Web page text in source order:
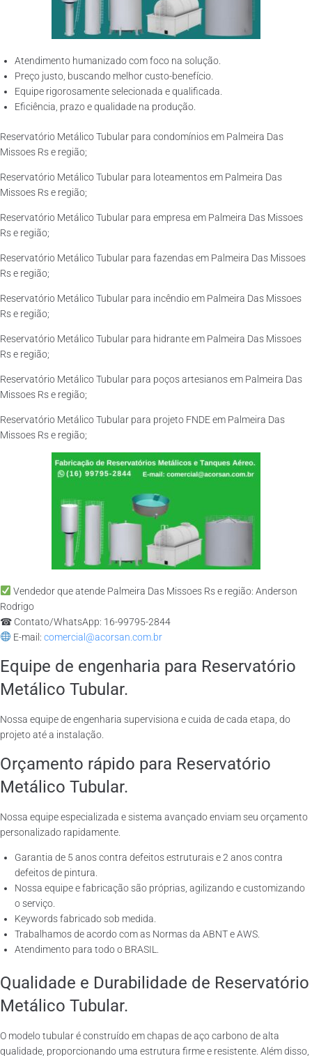
Atendimento humanizado com foco na solução.
Preço justo, buscando melhor custo-benefício.
Equipe rigorosamente selecionada e qualificada.
Eficiência, prazo e qualidade na produção.
Reservatório Metálico Tubular para condomínios em Palmeira Das
Missoes Rs e região;
Reservatório Metálico Tubular para loteamentos em Palmeira Das
Missoes Rs e região;
Reservatório Metálico Tubular para empresa em Palmeira Das Missoes
Rs e região;
Reservatório Metálico Tubular para fazendas em Palmeira Das Missoes
Rs e região;
Reservatório Metálico Tubular para incêndio em Palmeira Das Missoes
Rs e região;
Reservatório Metálico Tubular para hidrante em Palmeira Das Missoes
Rs e região;
Reservatório Metálico Tubular para poços artesianos em Palmeira Das
Missoes Rs e região;
Reservatório Metálico Tubular para projeto FNDE em Palmeira Das
Missoes Rs e região;
Vendedor que atende Palmeira Das Missoes Rs e região: Anderson
Rodrigo
☎ Contato/WhatsApp: 16-99795-2844
E-mail: comercial@acorsan.com.br
Equipe de engenharia para Reservatório
Metálico Tubular.
Nossa equipe de engenharia supervisiona e cuida de cada etapa, do
projeto até a instalação.
Orçamento rápido para Reservatório
Metálico Tubular.
Nossa equipe especializada e sistema avançado enviam seu orçamento
personalizado rapidamente.
Garantia de 5 anos contra defeitos estruturais e 2 anos contra
defeitos de pintura.
Nossa equipe e fabricação são próprias, agilizando e customizando
o serviço.
Keywords fabricado sob medida.
Trabalhamos de acordo com as Normas da ABNT e AWS.
Atendimento para todo o BRASIL.
Qualidade e Durabilidade de Reservatório
Metálico Tubular.
O modelo tubular é construído em chapas de aço carbono de alta
qualidade, proporcionando uma estrutura firme e resistente. Além disso,